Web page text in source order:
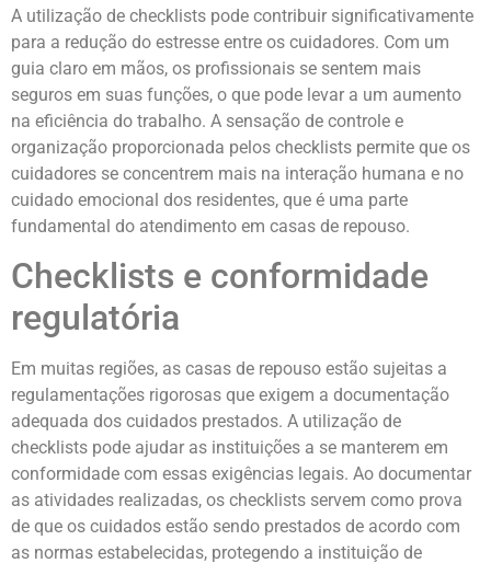
A utilização de checklists pode contribuir significativamente
para a redução do estresse entre os cuidadores. Com um
guia claro em mãos, os profissionais se sentem mais
seguros em suas funções, o que pode levar a um aumento
na eficiência do trabalho. A sensação de controle e
organização proporcionada pelos checklists permite que os
cuidadores se concentrem mais na interação humana e no
cuidado emocional dos residentes, que é uma parte
fundamental do atendimento em casas de repouso.
Checklists e conformidade
regulatória
Em muitas regiões, as casas de repouso estão sujeitas a
regulamentações rigorosas que exigem a documentação
adequada dos cuidados prestados. A utilização de
checklists pode ajudar as instituições a se manterem em
conformidade com essas exigências legais. Ao documentar
as atividades realizadas, os checklists servem como prova
de que os cuidados estão sendo prestados de acordo com
as normas estabelecidas, protegendo a instituição de